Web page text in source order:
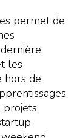
permet de
les
hors de